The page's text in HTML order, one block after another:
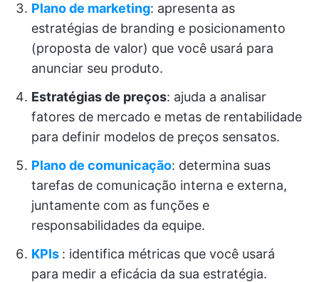
Plano de marketing: apresenta as
estratégias de branding e posicionamento
(proposta de valor) que você usará para
anunciar seu produto.
Estratégias de preços: ajuda a analisar
fatores de mercado e metas de rentabilidade
para definir modelos de preços sensatos.
Plano de comunicação: determina suas
tarefas de comunicação interna e externa,
juntamente com as funções e
responsabilidades da equipe.
KPIs : identifica métricas que você usará
para medir a eficácia da sua estratégia.